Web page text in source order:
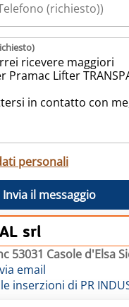
personali
Invia il messaggio
srl
53031 Casole d'Elsa
email
inserzioni di PR